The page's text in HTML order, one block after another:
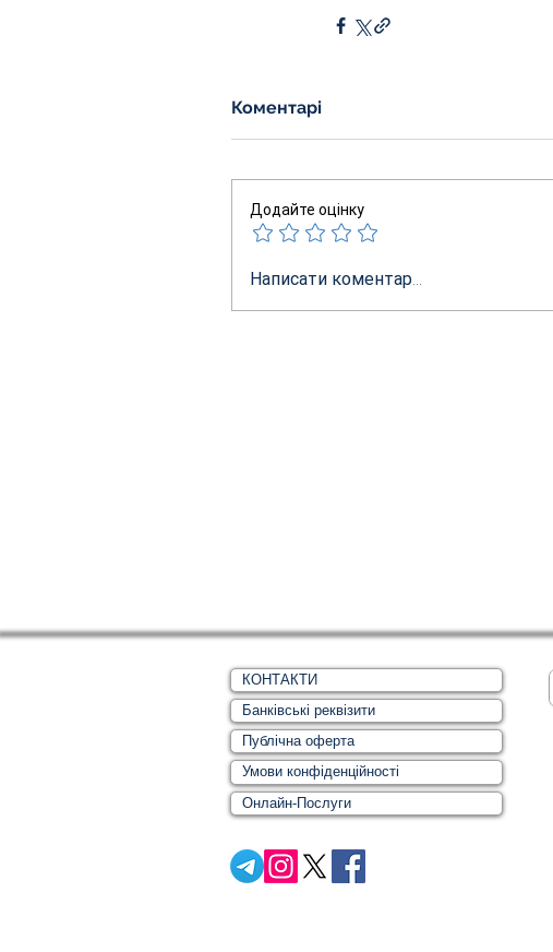
Коментарі
Додайте оцінку
Написати коментар...
КОНТАКТИ
Банківські реквізити
Публічна оферта
Умови конфіденційності
Онлайн-Послуги